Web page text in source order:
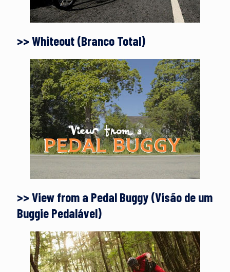
>> Whiteout (Branco Total)
>> View from a Pedal Buggy (Visão de um
Buggie Pedalável)